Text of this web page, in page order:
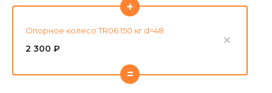
Опорное колесо TR06 150 кг d=48
2 300 ₽
+
=